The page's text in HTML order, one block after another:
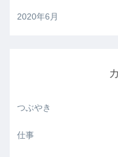
2020年6月
つぶやき
仕事